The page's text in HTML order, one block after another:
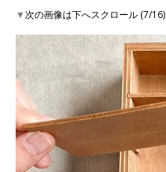
▼次の画像は下へスクロール (7/16)